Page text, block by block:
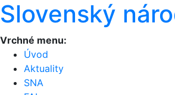
Slovenský
Vrchné menu:
Úvod
Aktuality
SNA